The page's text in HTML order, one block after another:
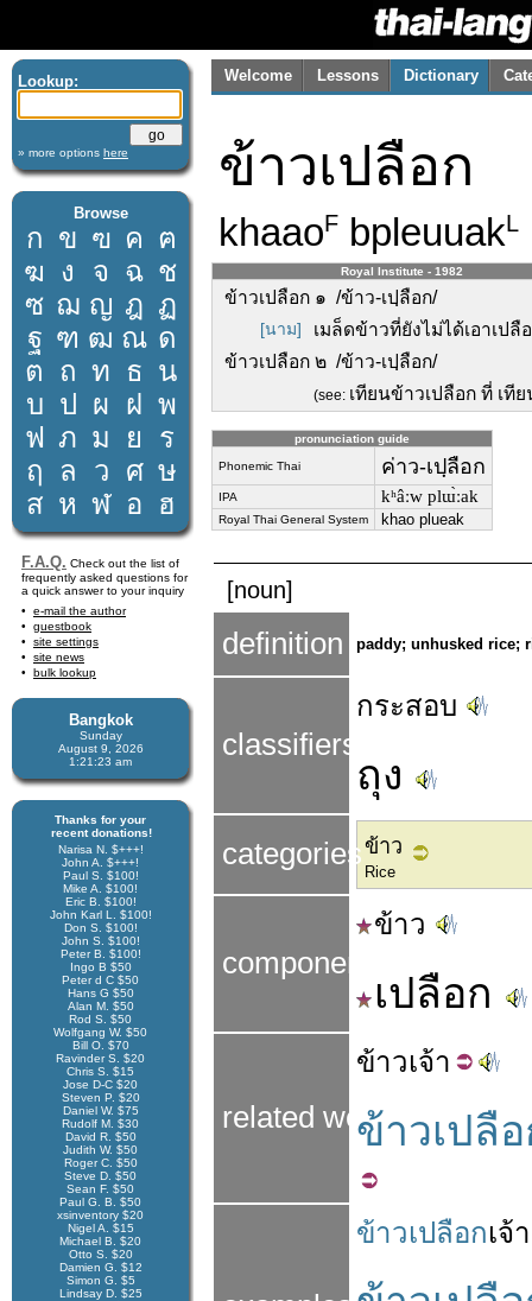
Lookup:
» more options here
Browse
ก ข ฃ ค ฅ
ฆ ง จ ฉ ช
ซ ฌ ญ ฎ ฏ
ฐ ฑ ฒ ณ ด
ต ถ ท ธ น
บ ป ผ ฝ พ
ฟ ภ ม ย
ร
ฤ
ล ว ศ ษ
ส ห ฬ อ ฮ
F.A.Q. Check out the list of
frequently asked questions for
a quick answer to your inquiry
e-mail the author
guestbook
site settings
site news
bulk lookup
Bangkok
Sunday
August 9, 2026
1:21:23 am
Thanks for your
recent donations!
Narisa N. $+++!
John A. $+++!
Paul S. $100!
Mike A. $100!
Eric B. $100!
John Karl L. $100!
Don S. $100!
John S. $100!
Peter B. $100!
Ingo B $50
Peter d C $50
Hans G $50
Alan M. $50
Rod S. $50
Wolfgang W. $50
Bill O. $70
Ravinder S. $20
Chris S. $15
Jose D-C $20
Steven P. $20
Daniel W. $75
Rudolf M. $30
David R. $50
Judith W. $50
Roger C. $50
Steve D. $50
Sean F. $50
Paul G. B. $50
xsinventory $20
Nigel A. $15
Michael B. $20
Otto S. $20
Damien G. $12
Simon G. $5
Lindsay D. $25
Welcome Lessons Dictionary
ข้าวเปลือก
khaaoF bpleuuakL
Royal Institute - 1982
ข้าวเปลือก ๑ /ข้าว-เปฺลือก/
[นาม]
เมล็ดข้าวที่ยังไม่ได้เอาเปลื
ข้าวเปลือก ๒ /ข้าว-เปฺลือก/
(see: เทียนข้าวเปลือก ที่ เที
pronunciation guide
Phonemic Thai ค่าว-เปฺลือก
IPA kʰâːw plɯ̀ːak
Royal Thai General System khao plueak
[noun]
definition paddy; unhusked rice;
classifiers
กระสอบ
ถุง
categoriesข้าว
Rice
components
ข้าว
เปลือก
related words
ข้าวเจ้า
ข้าวเปลื
ข้าวเปลือกเจ้า